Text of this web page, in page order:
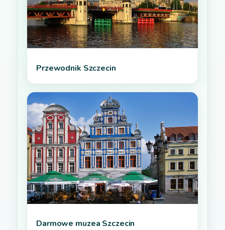
Przewodnik Szczecin
Darmowe muzea Szczecin